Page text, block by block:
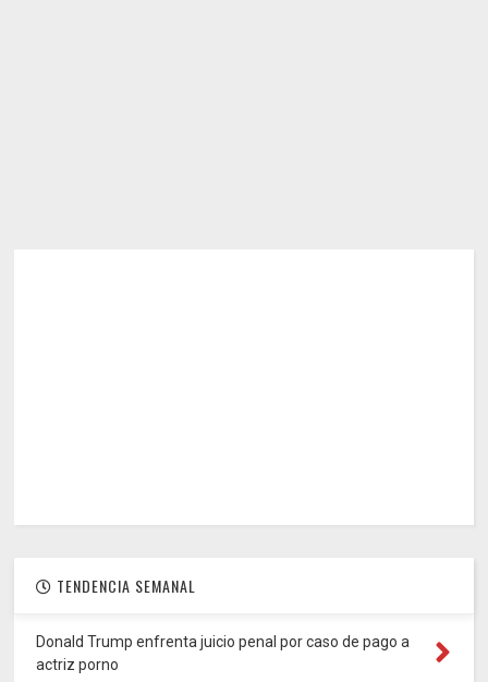
TENDENCIA SEMANAL
Donald Trump enfrenta juicio penal por caso de pago a
actriz porno